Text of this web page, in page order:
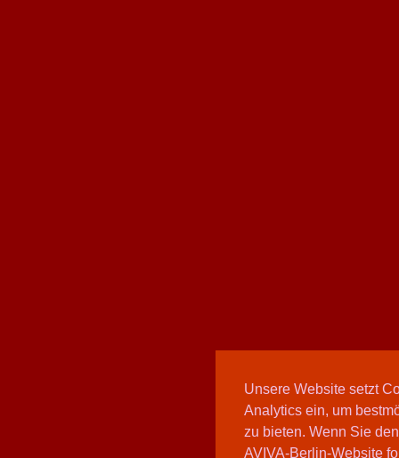
Unsere Website setzt
Analytics ein, um
zu bieten. Wenn Sie
AVIVA-Berlin-Website